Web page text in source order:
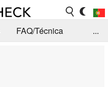
FAQ/Técnica
...